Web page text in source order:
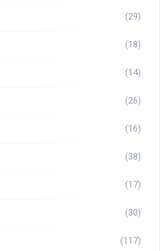
(29)
(18)
(14)
(26)
(16)
(38)
(17)
(30)
(117)